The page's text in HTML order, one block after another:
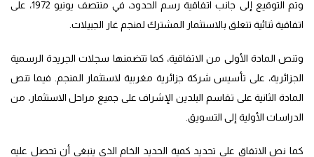
وتم التوقيع إلى جانب اتفاقية رسم الحدود، في منتصف يونيو 1972، على
اتفاقية ثنائية تتعلق بالاستثمار المشترك لمنجم غار الجبيلات.
وتنص المادة الأولى من الاتفاقية، كما تتضمنها سجلات الجريدة الرسمية
الجزائرية، على تأسيس شركة جزائرية مغربية لاستثمار المنجم. فيما تنص
المادة الثانية على تقاسم البلدين الإشراف على جميع مراحل الاستثمار، من
الدراسات الأولية إلى التسويق.
كما نص الاتفاق على تحديد كمية الحديد الخام الذي ينبغي أن تحصل عليه